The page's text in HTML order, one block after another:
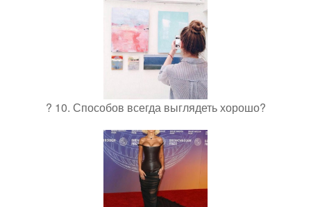
? 10. Способов всегда выглядеть хорошо?